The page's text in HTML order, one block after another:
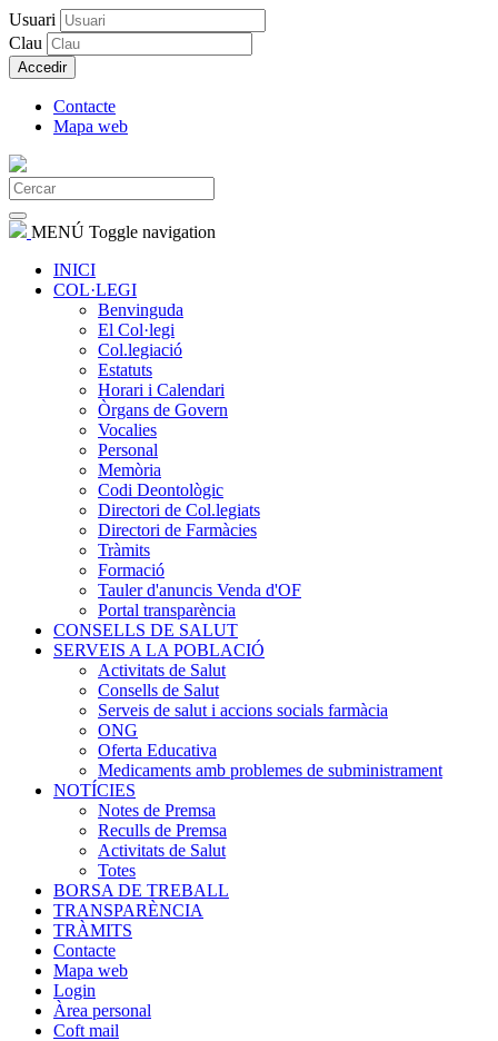
Usuari
Clau
Accedir
Contacte
Mapa web
MENÚ Toggle navigation
INICI
COL·LEGI
Benvinguda
El Col·legi
Col.legiació
Estatuts
Horari i Calendari
Òrgans de Govern
Vocalies
Personal
Memòria
Codi Deontològic
Directori de Col.legiats
Directori de Farmàcies
Tràmits
Formació
Tauler d'anuncis Venda d'OF
Portal transparència
CONSELLS DE SALUT
SERVEIS A LA POBLACIÓ
Activitats de Salut
Consells de Salut
Serveis de salut i accions socials farmàcia
ONG
Oferta Educativa
Medicaments amb problemes de subministrament
NOTÍCIES
Notes de Premsa
Reculls de Premsa
Activitats de Salut
Totes
BORSA DE TREBALL
TRANSPARÈNCIA
TRÀMITS
Contacte
Mapa web
Login
Àrea personal
Coft mail